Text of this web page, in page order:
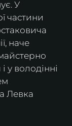
У
частини
наче
у володінні
Левка